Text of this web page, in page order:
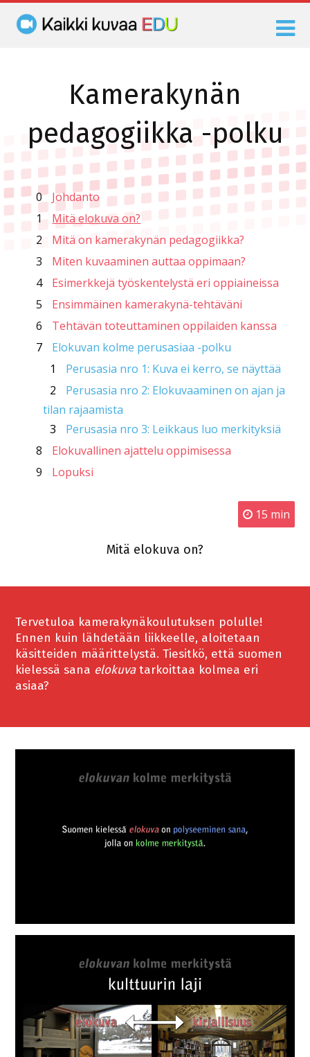
Kamerakynän
pedagogiikka -polku
0
Johdanto
1
Mitä elokuva on?
2
Mitä on kamerakynän pedagogiikka?
3
Miten kuvaaminen auttaa oppimaan?
4
Esimerkkejä työskentelystä eri oppiaineissa
5
Ensimmäinen kamerakynä-tehtäväni
6
Tehtävän toteuttaminen oppilaiden kanssa
7
Elokuvan kolme perusasiaa -polku
1
Perusasia nro 1: Kuva ei kerro, se näyttää
2
Perusasia nro 2: Elokuvaaminen on ajan ja
tilan rajaamista
3
Perusasia nro 3: Leikkaus luo merkityksiä
8
Elokuvallinen ajattelu oppimisessa
9
Lopuksi
15 min
Mitä elokuva on?
Tervetuloa kamerakynäkoulutuksen polulle!
Ennen kuin lähdetään liikkeelle, aloitetaan
käsitteiden määrittelystä. Tiesitkö, että suomen
kielessä sana elokuvatarkoittaa kolmea eri
asiaa?